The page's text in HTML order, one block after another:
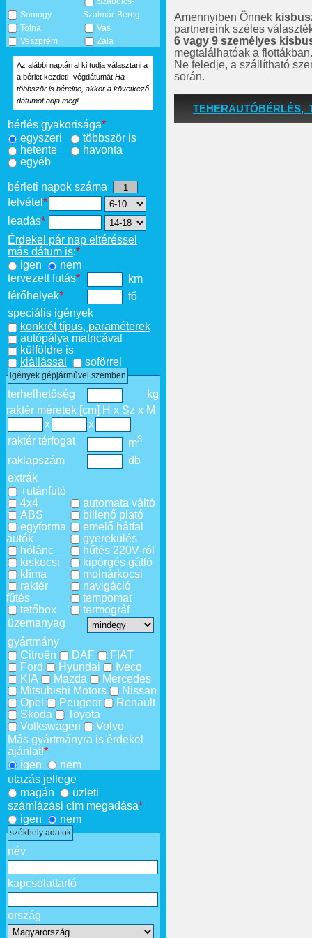
Somogy
Szatmár-Bereg
Tolna
Vas
Veszprém
Zala
Az alábbi naptárral ki tudja választani a
a bérlet kezdeti- végdátumát. Ha
többször is bérelne, akkor a következő
dátumot adja meg!
bérlés gyakorisága*
egyszeri
többször is
hetente
havonta
egyéb
bérleti napok száma
felvétel *
leadás*
Érdekel pár nap eltéréssel
más dátum is:*
igen
nem
tervezett futás*
km
férőhelyek*
fő
speciális igények
konkrét típus, paraméterek
autópálya matricával
külföldre is
kiállással
sofőrrel
igények gépjárművel szemben
terhelhetőség
kg
raktér méretek [cm] H x Sz x M
x
x
raktér térfogat
m3
raklapszám
db
extrák
+utánfutó
4x4
ABS
egyforma
autók
hólánc
kiskocsi
klíma
raktér
fűtés
tetőbox
automata váltó
billenő plató
emelő hátfal
gyerekülés
hűtés 220V-ról
kipörgés gátló
molnárkocsi
navigáció
tempomat
termográf
üzemanyag
gyártmány
Citroën
DAF
FIAT
Ford
Hyundai
Iveco
KIA
Mazda
Mercedes
Mitsubishi Motors
Nissan
Opel
Peugeot
Renault
Skoda
Toyota
Volkswagen
Volvo
Más gyártmányra is érdekel
ajánlat!*
igen
nem
utazás jellege
magán
üzleti
számlázási cím megadása*
igen
nem
székhely adatok
név
kapcsolattartó
ország
Amennyiben Önnek
partnereink széles
6 vagy 9 személyes
megtalálhatóak a flottákban.
Ne feledje, a szállítható
során.
TEHERAUTÓBÉRLÉS,